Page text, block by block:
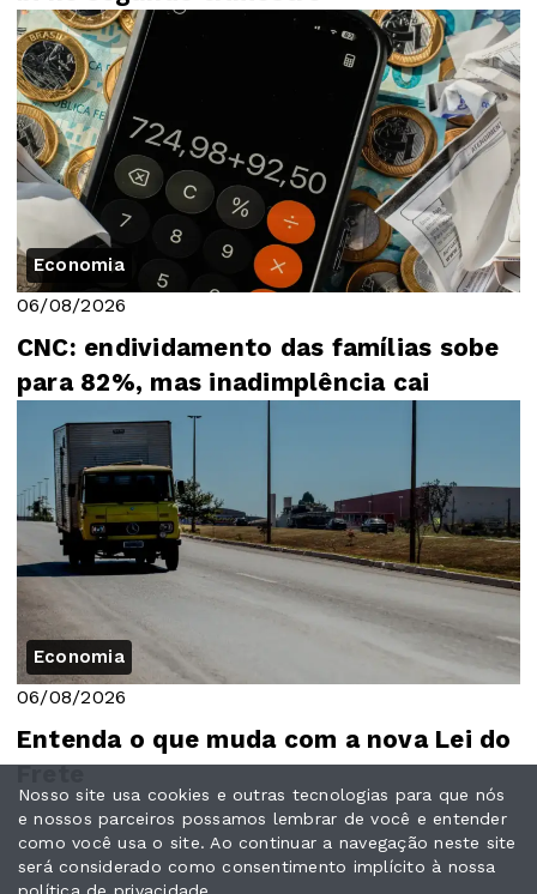
Economia
06/08/2026
CNC: endividamento das famílias sobe
para 82%, mas inadimplência cai
Economia
06/08/2026
Entenda o que muda com a nova Lei do
Frete
Nosso site usa cookies e outras tecnologias para que nós
e nossos parceiros possamos lembrar de você e entender
como você usa o site. Ao continuar a navegação neste site
será considerado como consentimento implícito à nossa